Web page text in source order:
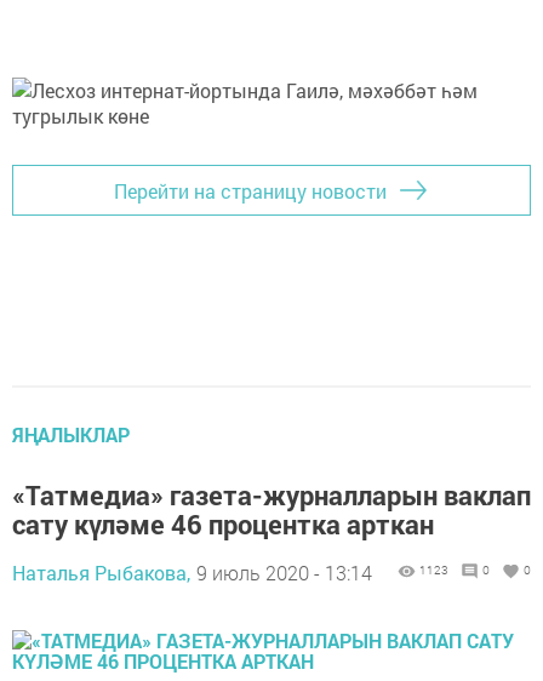
Перейти на страницу новости
ЯҢАЛЫКЛАР
«Татмедиа» газета-журналларын ваклап
сату күләме 46 процентка арткан
Наталья Рыбакова, 9 июль 2020 - 13:14 1123 0 0